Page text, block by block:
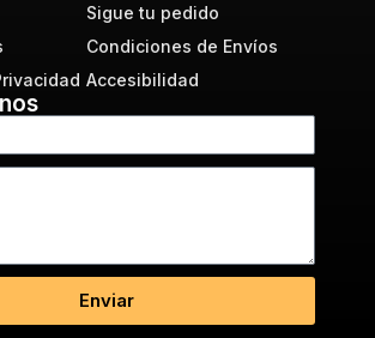
Sigue tu pedido
Condiciones de Envíos
Accesibilidad
Enviar